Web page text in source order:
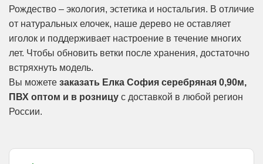
Рождество – экология, эстетика и ностальгия. В отличие
от натуральных елочек, наше дерево не оставляет
иголок и поддерживает настроение в течение многих
лет. Чтобы обновить ветки после хранения, достаточно
встряхнуть модель.
Вы можете заказать Елка София серебряная 0,90м,
ПВХ оптом и в розницу с доставкой в любой регион
России.